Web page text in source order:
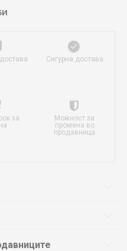
Сигурна достава
за
Можност за
промена во
продавница